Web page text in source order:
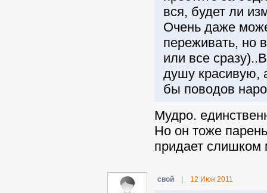
вся, будет ли
Очень даже
переживать, но
или все
душу красивую,
бы поводов
Мудро.
Но он тоже
придает слишком
свой 12 Июн 2011